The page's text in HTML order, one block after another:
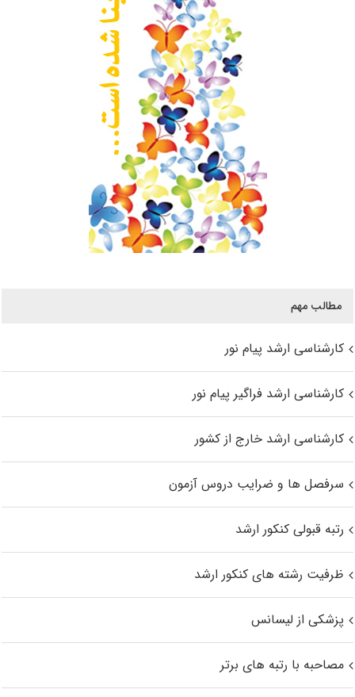
مطالب مهم
کارشناسی ارشد پیام نور
کارشناسی ارشد فراگیر پیام نور
کارشناسی ارشد خارج از کشور
سرفصل ها و ضرایب دروس آزمون
رتبه قبولی کنکور ارشد
ظرفیت رشته های کنکور ارشد
پزشکی از لیسانس
مصاحبه با رتبه های برتر